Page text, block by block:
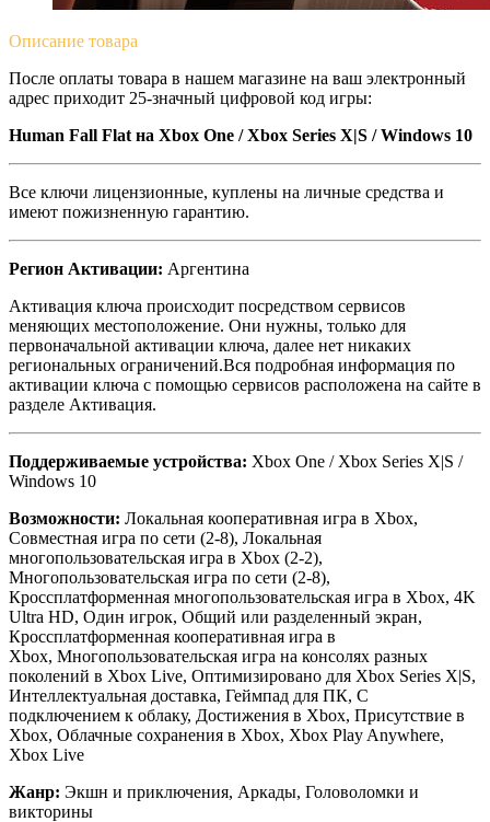
Описание товара
После оплаты товара в нашем магазине на ваш электронный
адрес приходит 25-значный цифровой код игры:
Human Fall Flat на Xbox One / Xbox Series X|S / Windows 10
Все ключи лицензионные, куплены на личные средства и
имеют пожизненную гарантию.
Регион Активации: Аргентина
Активация ключа происходит посредством сервисов
меняющих местоположение. Они нужны, только для
первоначальной активации ключа, далее нет никаких
региональных ограничений.Вся подробная информация по
активации ключа с помощью сервисов расположена на сайте в
разделе Активация.
Поддерживаемые устройства: Xbox One / Xbox Series X|S /
Windows 10
Возможности: Локальная кооперативная игра в Xbox,
Совместная игра по сети (2-8), Локальная
многопользовательская игра в Xbox (2-2),
Многопользовательская игра по сети (2-8),
Кроссплатформенная многопользовательская игра в Xbox, 4K
Ultra HD, Один игрок, Общий или разделенный экран,
Кроссплатформенная кооперативная игра в
Xbox, Многопользовательская игра на консолях разных
поколений в Xbox Live, Оптимизировано для Xbox Series X|S,
Интеллектуальная доставка, Геймпад для ПК, С
подключением к облаку, Достижения в Xbox, Присутствие в
Xbox, Облачные сохранения в Xbox, Xbox Play Anywhere,
Xbox Live
Жанр: Экшн и приключения, Аркады, Головоломки и
викторины